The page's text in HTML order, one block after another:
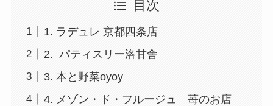
目次
1. ラデュレ 京都四条店
2. パティスリー洛甘舎
3. 本と野菜oyoy
4. メゾン・ド・フルージュ 苺のお店